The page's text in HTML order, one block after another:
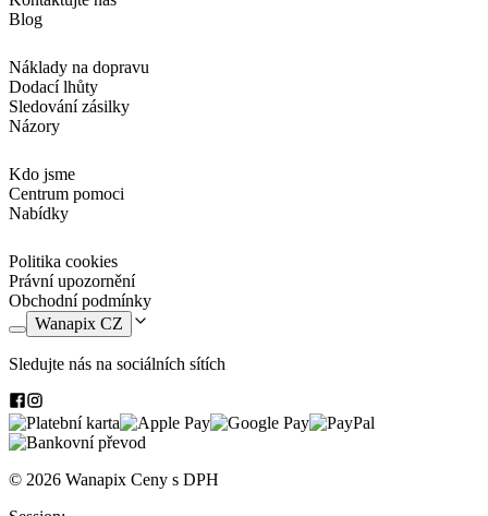
stylové. Je to ideální a velmi praktický dárek k datům, jako je Den
matek nebo narozeniny.
Blog
Náklady na dopravu
Dodací lhůty
Sledování zásilky
Názory
Kdo jsme
Centrum pomoci
Nabídky
Politika cookies
Právní upozornění
Obchodní podmínky
Wanapix CZ
Sledujte nás na sociálních sítích
© 2026 Wanapix Ceny s DPH